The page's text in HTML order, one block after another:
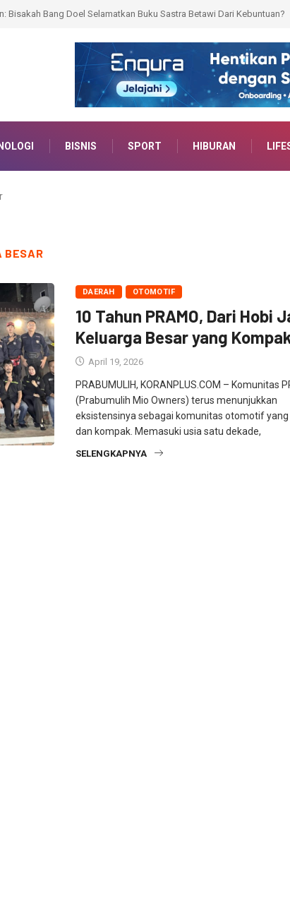
Gandeng Kejari, Plt Bupati Minta ASN Jangan Takut Konsultasi Hukum
BISNIS SPORT HIBURAN
BESAR
DAERAH OTOMOTIF
10 Tahun PRAMO, Dari Hobi
Keluarga Besar yang
April 19, 2026
PRABUMULIH, KORANPLUS.COM – Komunitas
(Prabumulih Mio Owners) terus menunjukkan
eksistensinya sebagai komunitas otomotif yang
dan kompak. Memasuki usia satu dekade,
SELENGKAPNYA